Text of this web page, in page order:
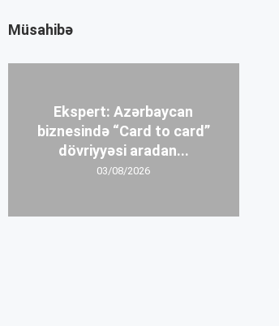
Müsahibə
Ekspert: Azərbaycan
biznesində “Card to card”
dövriyyəsi aradan...
03/08/2026